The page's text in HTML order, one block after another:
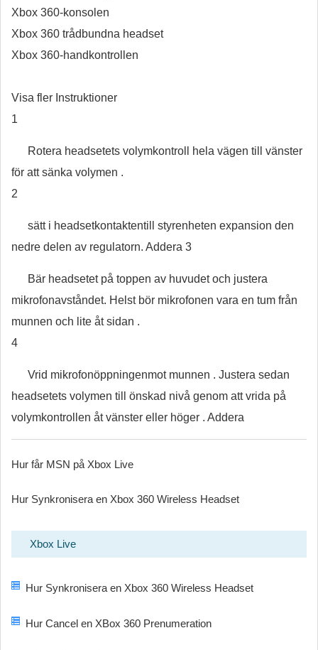
Xbox 360-konsolen
Xbox 360 trådbundna headset
Xbox 360-handkontrollen
Visa fler Instruktioner
1
Rotera headsetets volymkontroll hela vägen till vänster
för att sänka volymen .
2
sätt i headsetkontaktentill styrenheten expansion den
nedre delen av regulatorn. Addera 3
Bär headsetet på toppen av huvudet och justera
mikrofonavståndet. Helst bör mikrofonen vara en tum från
munnen och lite åt sidan .
4
Vrid mikrofonöppningenmot munnen . Justera sedan
headsetets volymen till önskad nivå genom att vrida på
volymkontrollen åt vänster eller höger . Addera
Hur får MSN på Xbox Live
Hur Synkronisera en Xbox 360 Wireless Headset
Xbox Live
Hur Synkronisera en Xbox 360 Wireless Headset
Hur Cancel en XBox 360 Prenumeration